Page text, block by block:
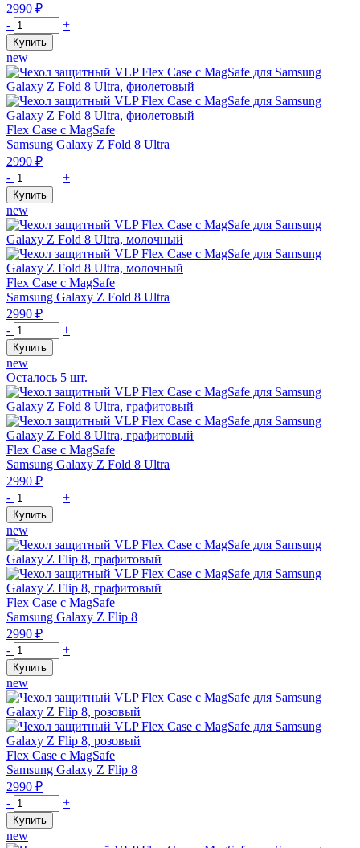
2990 ₽
Количество
товара
Чехол
защитный
VLP
Flex
Case
с
MagSafe
для
Samsung
Z
Fold
8,
графитовый
- +
Купить
new
Flex Case с MagSafe
Samsung Galaxy Z Fold 8 Ultra
2990 ₽
Количество
товара
Чехол
защитный
VLP
Flex
Case
с
MagSafe
для
Samsung
Z
Fold
8
Ultra,
фиолетовый
- +
Купить
new
Flex Case с MagSafe
Samsung Galaxy Z Fold 8 Ultra
2990 ₽
Количество
товара
Чехол
защитный
VLP
Flex
Case
с
MagSafe
для
Samsung
Z
Fold
Ultra,
молочный
- +
Купить
new
Осталось 5 шт.
Flex Case с MagSafe
Samsung Galaxy Z Fold 8 Ultra
2990 ₽
Количество
товара
Чехол
защитный
VLP
Flex
Case
с
MagSafe
для
Samsung
Z
Fold
8
Ultra,
графитовый
- +
Купить
new
Flex Case с MagSafe
Samsung Galaxy Z Flip 8
2990 ₽
Количество
товара
Чехол
защитный
VLP
Flex
Case
с
MagSafe
для
Samsung
Z
Flip
8,
- +
Купить
new
Flex Case с MagSafe
Samsung Galaxy Z Flip 8
2990 ₽
Количество
товара
Чехол
защитный
- +
Купить
new